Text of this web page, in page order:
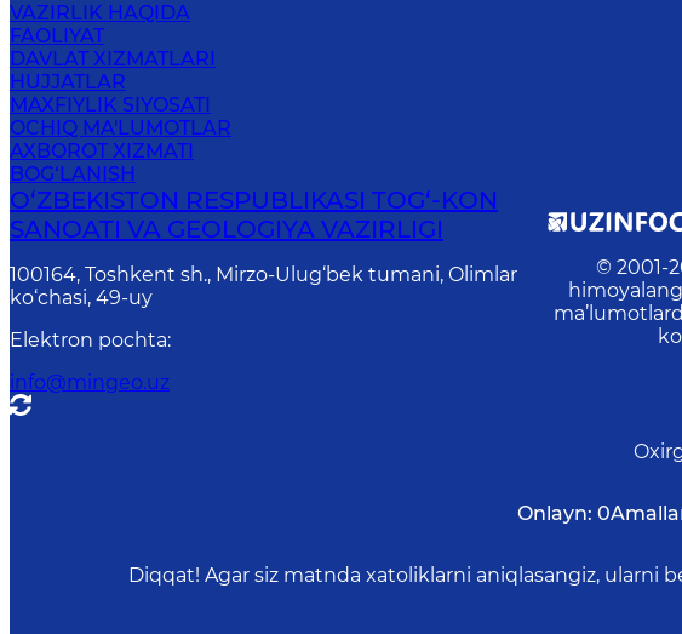
VAZIRLIK HAQIDA
FAOLIYAT
DAVLAT XIZMATLARI
HUJJATLAR
MAXFIYLIK SIYOSATI
OCHIQ MA'LUMOTLAR
AXBOROT XIZMATI
BOG‘LANISH
O‘ZBEKISTON RESPUBLIKASI TOG‘-KON
SANOATI VA GEOLOGIYA VAZIRLIGI
100164, Toshkent sh., Mirzo-Ulug‘bek tumani, Olimlar
ko‘chasi, 49-uy
Elektron pochta:
info@mingeo.uz
© 2001-
Onlayn: 0
Diqqat! Agar siz matnda xatoliklarni aniqlasangiz,